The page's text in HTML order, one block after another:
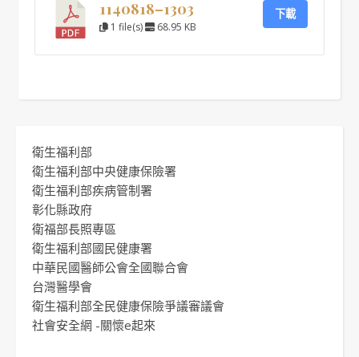
1140818–1303
1 file(s) 68.95 KB
下載
衛生福利部
衛生福利部中央健康保險署
衛生福利部疾病管制署
彰化縣政府
衛福部長照專區
衛生福利部國民健康署
中華民國醫師公會全國聯合會
台灣醫學會
衛生福利部全民健康保險爭議審議會
社會安全網 -關懷e起來